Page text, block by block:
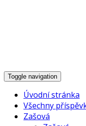
Toggle navigation
Úvodní stránka
Všechny
Zašová